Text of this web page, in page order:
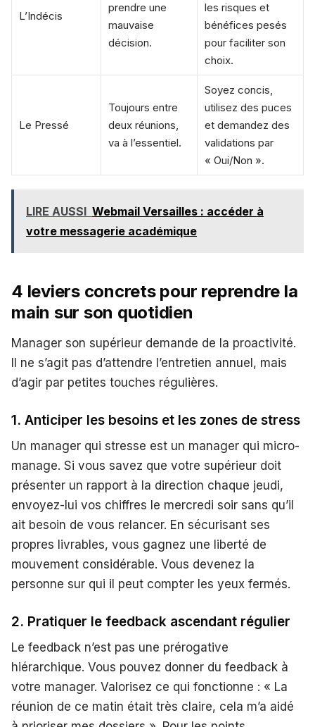
L’Indécis
prendre une
mauvaise
décision.
les risques et
bénéfices pesés
pour faciliter son
choix.
Le Pressé
Toujours entre
deux réunions,
va à l’essentiel.
Soyez concis,
utilisez des puces
et demandez des
validations par
« Oui/Non ».
LIRE AUSSI Webmail Versailles : accéder à
votre messagerie académique
4 leviers concrets pour reprendre la
main sur son quotidien
Manager son supérieur demande de la proactivité.
Il ne s’agit pas d’attendre l’entretien annuel, mais
d’agir par petites touches régulières.
1. Anticiper les besoins et les zones de stress
Un manager qui stresse est un manager qui micro-
manage. Si vous savez que votre supérieur doit
présenter un rapport à la direction chaque jeudi,
envoyez-lui vos chiffres le mercredi soir sans qu’il
ait besoin de vous relancer. En sécurisant ses
propres livrables, vous gagnez une liberté de
mouvement considérable. Vous devenez la
personne sur qui il peut compter les yeux fermés.
2. Pratiquer le feedback ascendant régulier
Le feedback n’est pas une prérogative
hiérarchique. Vous pouvez donner du feedback à
votre manager. Valorisez ce qui fonctionne : « La
réunion de ce matin était très claire, cela m’a aidé